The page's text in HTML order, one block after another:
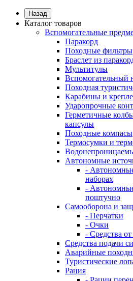
Назад
Каталог товаров
Вспомогательные
Паракорд
Походные фильтры
Браслет из
Мультитулы
Вспомогательный
Походная
Карабины и
Ударопрочные
Герметичные
капсулы
Походные компасы
Термосумки и
Автономные
-
наборах
-
поштучно
Самооборона и
- Перчатки
- Очки
- Средства
Средства подачи
Аварийные
Туристические
Рация